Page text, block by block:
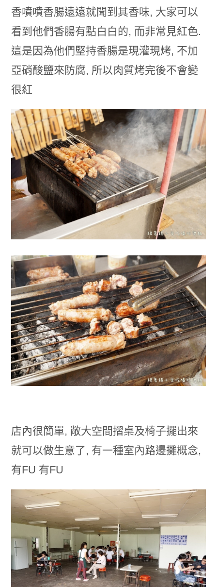
香噴噴香腸遠遠就聞到其香味, 大家可以
看到他們香腸有點白白的, 而非常見紅色.
這是因為他們堅持香腸是現灌現烤, 不加
亞硝酸鹽來防腐, 所以肉質烤完後不會變
很紅
店內很簡單, 敞大空間摺桌及椅子擺出來
就可以做生意了, 有一種室內路邊攤概念,
有FU 有FU